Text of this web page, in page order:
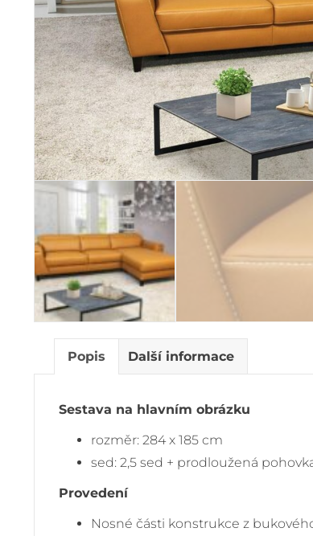
Popis Další informace
Sestava na hlavním obrázku
rozměr: 284 x 185 cm
sed: 2,5 sed + prodloužená
Provedení
Nosné části konstrukce z